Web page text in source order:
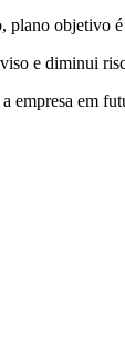
plano objetivo
e diminui
em